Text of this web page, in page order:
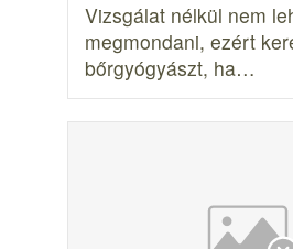
Vizsgálat nélkül nem
megmondani, ezért
bőrgyógyászt, ha…